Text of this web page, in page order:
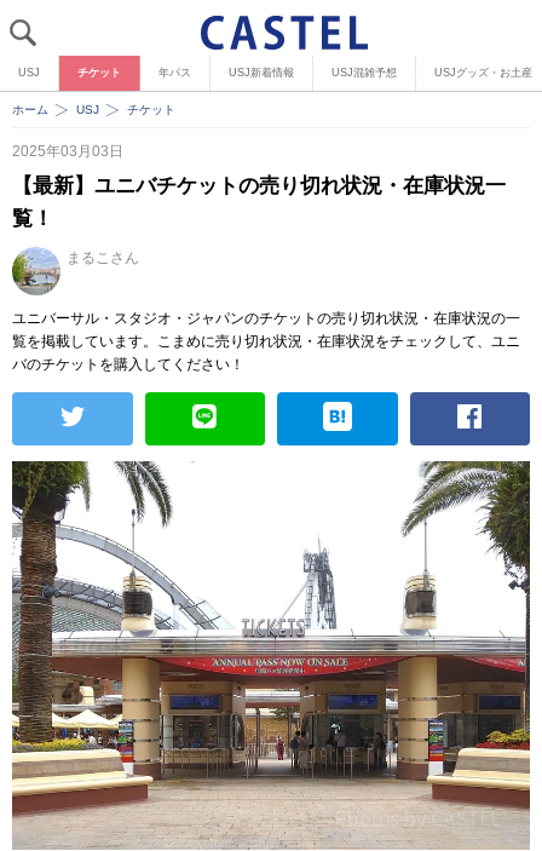
USJ チケット 年パス USJ新着情報 USJ混雑予想 USJグッズ・お土産
ホーム USJ チケット
2025年03月03日
【最新】ユニバチケットの売り切れ状況・在庫状況一
覧！
まるこさん
ユニバーサル・スタジオ・ジャパンのチケットの売り切れ状況・在庫状況の一
覧を掲載しています。こまめに売り切れ状況・在庫状況をチェックして、ユニ
バのチケットを購入してください！